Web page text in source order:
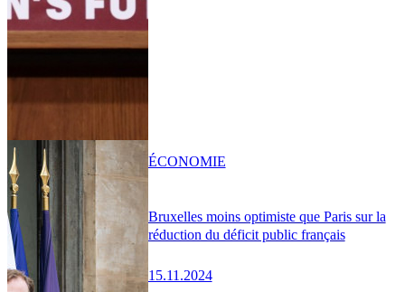
Bruxelles moins optimiste que Paris sur la
réduction du déficit public français
15.11.2024
ÉCONOMIE